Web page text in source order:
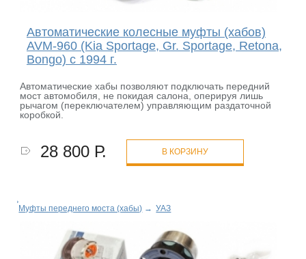
Автоматические колесные муфты (хабов)
AVM-960 (Kia Sportage, Gr. Sportage, Retona,
Bongo) с 1994 г.
Автоматические хабы позволяют подключать передний
мост автомобиля, не покидая салона, оперируя лишь
рычагом (переключателем) управляющим раздаточной
коробкой.
28 800 Р. В КОРЗИНУ
Муфты переднего моста (хабы) → УАЗ